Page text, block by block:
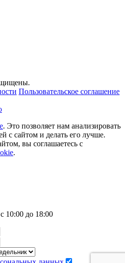
Пользовательское соглашение
. Это позволяет нам анализировать
с сайтом и делать его лучше.
вы соглашаетесь с
.
10:00 до 18:00